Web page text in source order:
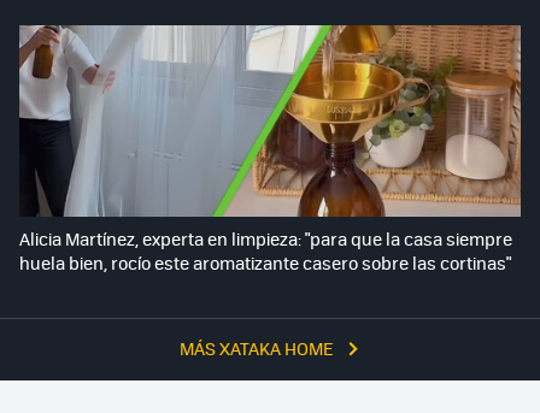
MÁS XATAKA HOME
Alicia Martínez, experta en limpieza: "para que la casa siempre
huela bien, rocío este aromatizante casero sobre las cortinas"